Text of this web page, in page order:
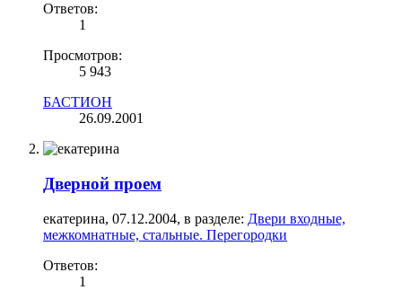
Ответов:
1
Просмотров:
5 943
БАСТИОН
26.09.2001
Дверной проем
екатерина, 07.12.2004, в разделе: Двери входные,
межкомнатные, стальные. Перегородки
Ответов:
1